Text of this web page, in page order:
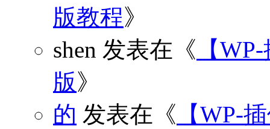
版教程》
shen 发表在《 【
版》
的 发表在《 【WP-